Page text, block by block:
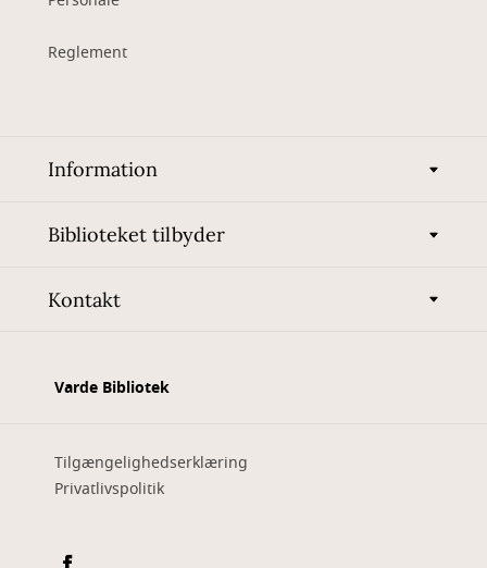
Reglement
Information
Biblioteket tilbyder
Kontakt
Varde Bibliotek
Tilgængelighedserklæring
Privatlivspolitik